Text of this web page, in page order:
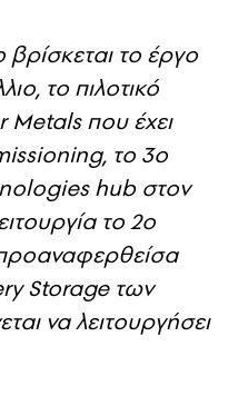
το έργο
το πιλοτικό
Metalsπου έχει
, το 3ο
hubστον
το 2ο
Storageτων
να λειτουργήσει